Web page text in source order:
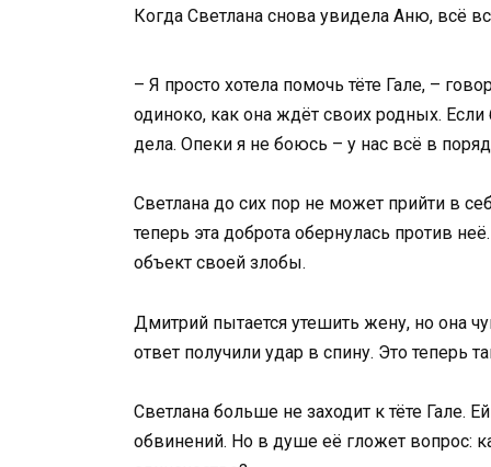
Когда Светлана снова увидела Аню, всё
– Я просто хотела помочь тёте Гале, –
одиноко, как она ждёт своих родных.
дела. Опеки я не боюсь – у нас всё в
Светлана до сих пор не может прийти в
теперь эта доброта обернулась против
объект своей злобы.
Дмитрий пытается утешить жену, но она
ответ получили удар в спину. Это теперь
Светлана больше не заходит к тёте Гале.
обвинений. Но в душе её гложет вопрос: